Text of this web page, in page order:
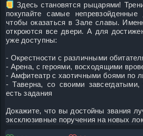
Здесь становятся рыцарями!
покупайте самые
чтобы оказаться в Зале славы.
откроются все двери. А для
уже доступны:
- Окрестности с различными
- Арена, с героями, восходящими
- Амфитеатр с хаотичными боями по
- Таверна, со своими
есть задания
Докажите, что вы достойны звания
эксклюзивные поручения на новых